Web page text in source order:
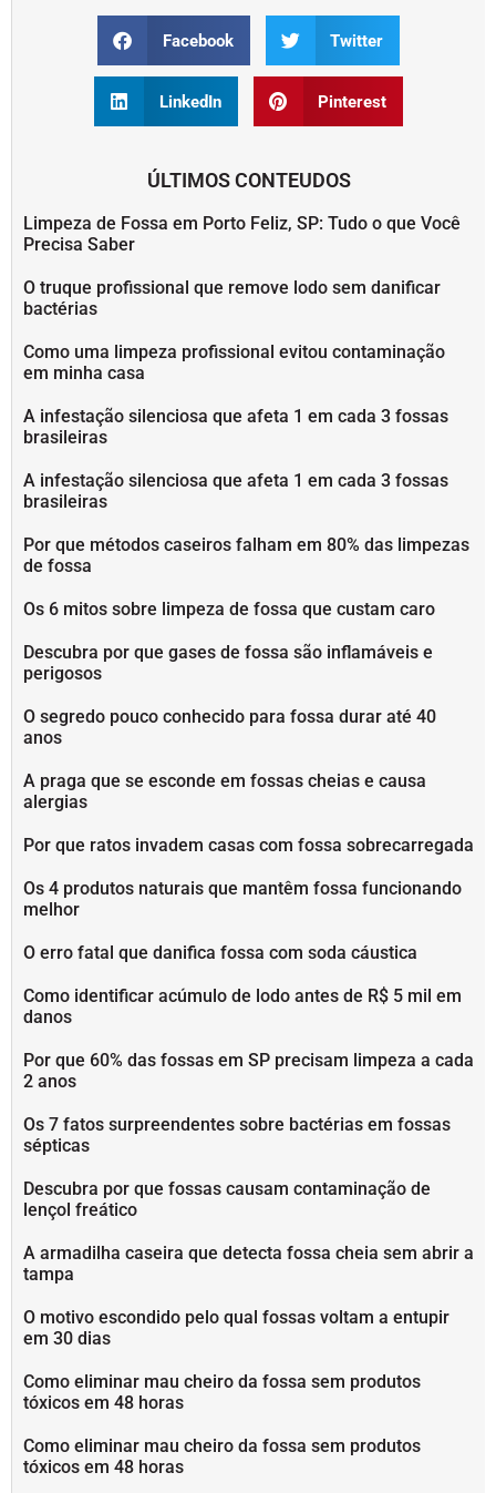
Facebook Twitter
LinkedIn Pinterest
ÚLTIMOS CONTEUDOS
Limpeza de Fossa em Porto Feliz, SP: Tudo o que Você
Precisa Saber
O truque profissional que remove lodo sem danificar
bactérias
Como uma limpeza profissional evitou contaminação
em minha casa
A infestação silenciosa que afeta 1 em cada 3 fossas
brasileiras
A infestação silenciosa que afeta 1 em cada 3 fossas
brasileiras
Por que métodos caseiros falham em 80% das limpezas
de fossa
Os 6 mitos sobre limpeza de fossa que custam caro
Descubra por que gases de fossa são inflamáveis e
perigosos
O segredo pouco conhecido para fossa durar até 40
anos
A praga que se esconde em fossas cheias e causa
alergias
Por que ratos invadem casas com fossa sobrecarregada
Os 4 produtos naturais que mantêm fossa funcionando
melhor
O erro fatal que danifica fossa com soda cáustica
Como identificar acúmulo de lodo antes de R$ 5 mil em
danos
Por que 60% das fossas em SP precisam limpeza a cada
2 anos
Os 7 fatos surpreendentes sobre bactérias em fossas
sépticas
Descubra por que fossas causam contaminação de
lençol freático
A armadilha caseira que detecta fossa cheia sem abrir a
tampa
O motivo escondido pelo qual fossas voltam a entupir
em 30 dias
Como eliminar mau cheiro da fossa sem produtos
tóxicos em 48 horas
Como eliminar mau cheiro da fossa sem produtos
tóxicos em 48 horas